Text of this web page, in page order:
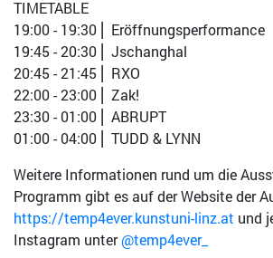
TIMETABLE
19:00 - 19:30 ⎜ Eröffnungsperformance
19:45 - 20:30 ⎜ Jschanghal
20:45 - 21:45 ⎜ RXO
22:00 - 23:00 ⎜ Zak!
23:30 - 01:00 ⎜ ABRUPT
01:00 - 04:00 ⎜ TUDD & LYNN
Weitere Informationen rund um die
Programm gibt es auf der Website der
https://temp4ever.kunstuni-linz.at und
Instagram unter@temp4ever_